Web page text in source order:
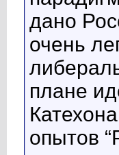
дано
очень
плане
опытов